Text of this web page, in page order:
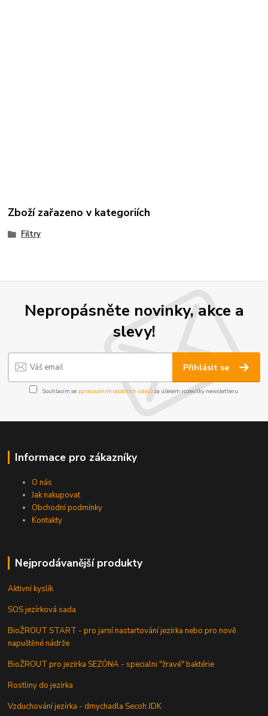
Zboží zařazeno v kategoriích
Filtry
Nepropásněte novinky, akce a
slevy!
Přihlásit se
Souhlasím se zpracováním osobních údajůza účelem rozesílky newsletteru.
Informace pro zákazníky
O nás
Jak nakupovat
Obchodní podmínky
Kontakty
Nejprodávanější produkty
Aktivní kyslík
SOS jezírková sada
BioŽROUT START - pro jarní nastartování jezírka nebo pro nově
napuštěné nádrže
BioŽROUT pro jezírka SEZÓNA - specialni "žravé" baktérie
Rostliny do jezírka
Vzduchování jezírka - dmychadla Secoh JDK